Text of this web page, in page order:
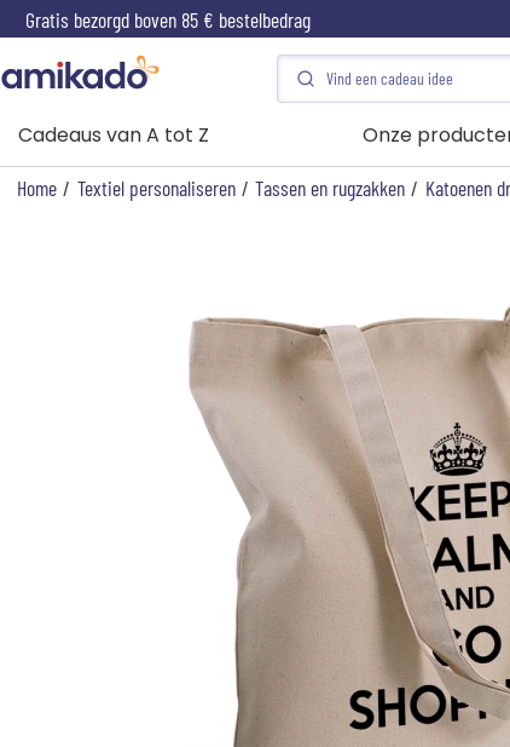
Gratis bezorgd boven 85 € bestelbedrag
Cadeaus van A tot Z Onze
Home / Textiel personaliseren / Tassen en rugzakken / Katoenen